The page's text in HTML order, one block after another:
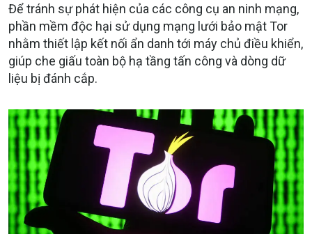
Để tránh sự phát hiện của các công cụ an ninh mạng,
phần mềm độc hại sử dụng mạng lưới bảo mật Tor
nhằm thiết lập kết nối ẩn danh tới máy chủ điều khiển,
giúp che giấu toàn bộ hạ tầng tấn công và dòng dữ
liệu bị đánh cắp.